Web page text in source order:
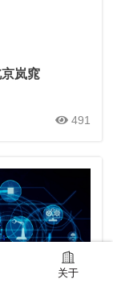
岚窕
491
关于